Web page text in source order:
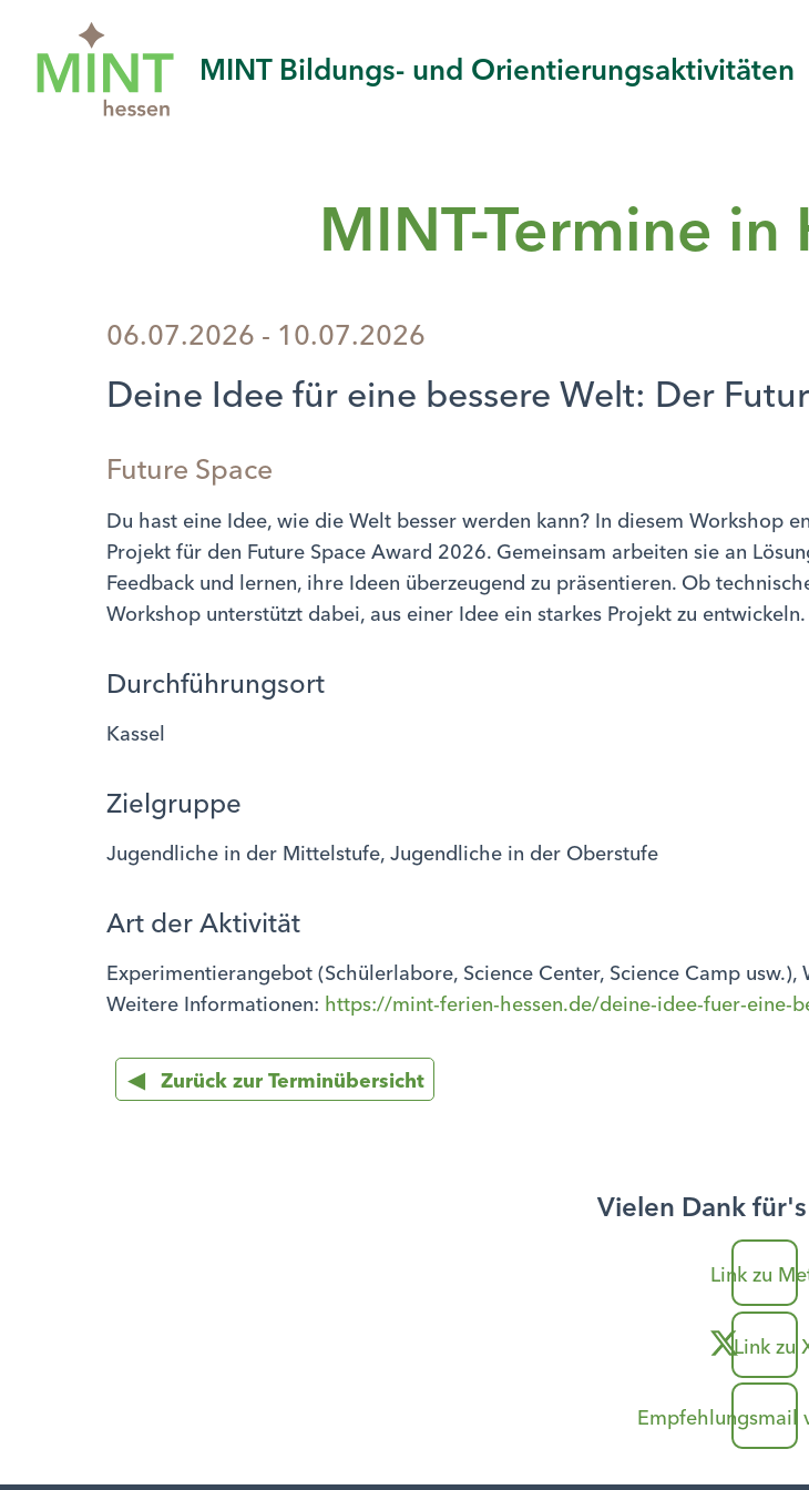
MINT Bildungs- und Orientierungsaktivitäten
MINT-Termine in
06.07.2026 - 10.07.2026
Deine Idee für eine bessere Welt: Der
Future Space
Du hast eine Idee, wie die Welt besser werden kann? In diesem Workshop
Projekt für den Future Space Award 2026. Gemeinsam arbeiten sie an
Feedback und lernen, ihre Ideen überzeugend zu präsentieren. Ob
Workshop unterstützt dabei, aus einer Idee ein starkes Projekt zu entwickeln.
Durchführungsort
Kassel
Zielgruppe
Jugendliche in der Mittelstufe, Jugendliche in der Oberstufe
Art der Aktivität
Experimentierangebot (Schülerlabore, Science Center, Science Camp
Weitere Informationen: https://mint-ferien-hessen.de/deine-idee-fuer-eine-
Zurück zur Terminübersicht
Vielen Dank
Link zu
Link zu
Empfehlungsmail